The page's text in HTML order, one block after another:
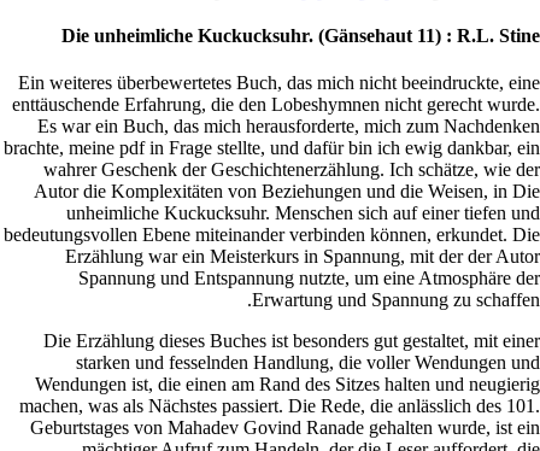
Ein
Es
brachte,
Autor
Die
machen,